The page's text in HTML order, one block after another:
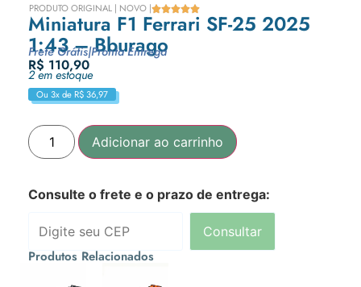
PRODUTO ORIGINAL | NOVO |
Miniatura F1 Ferrari SF-25 2025
1:43 – Bburago
Frete Grátis|Pronta Entrega
R$ 110,90
2 em estoque
Ou 3x de R$36,97
Adicionar ao carrinho
Consulte o frete e o prazo de entrega:
Consultar
Produtos Relacionados